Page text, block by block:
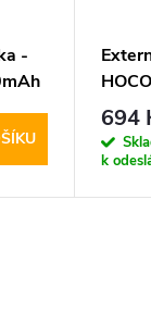
-
Black
694
k